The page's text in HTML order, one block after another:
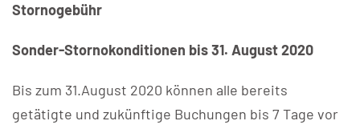
Stornogebühr
Sonder-Stornokonditionen bis 31. August 2020
Bis zum 31.August 2020 können alle bereits
getätigte und zukünftige Buchungen bis 7 Tage vor